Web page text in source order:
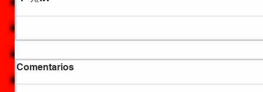
Comentarios